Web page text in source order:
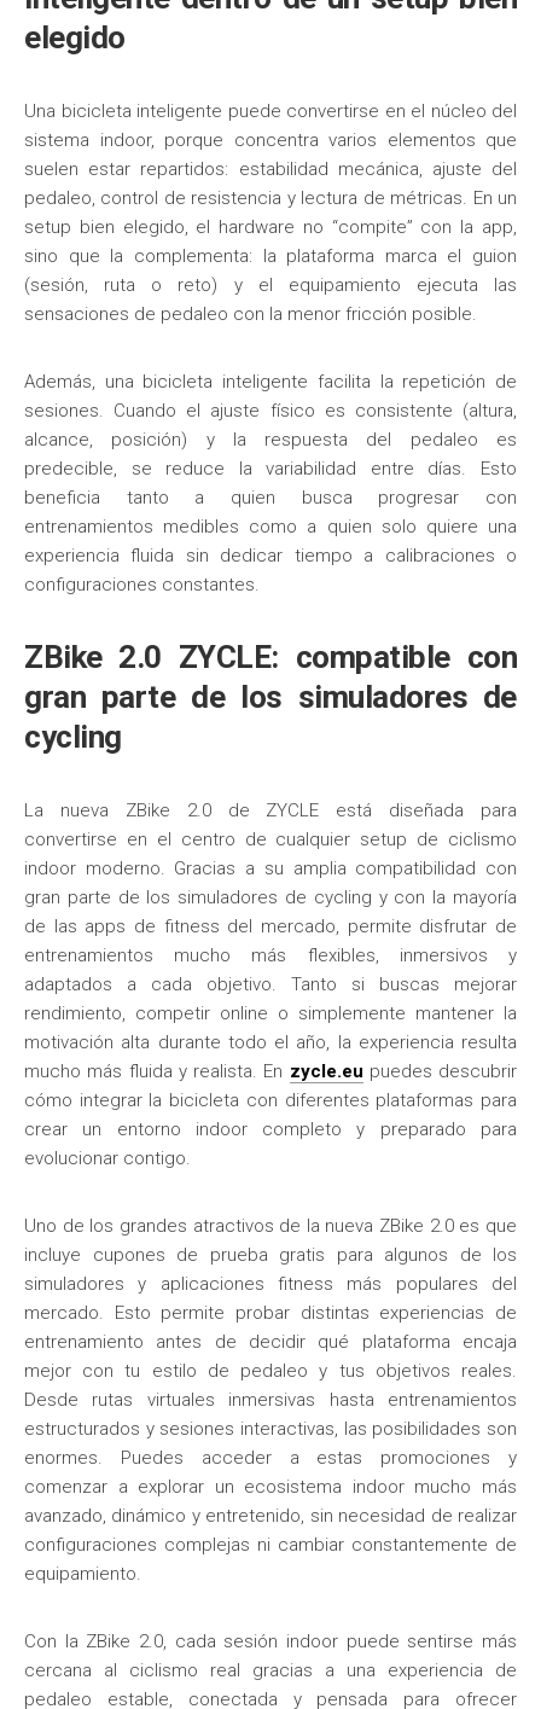
elegido
Una bicicleta inteligente puede convertirse en el núcleo del
sistema indoor, porque concentra varios elementos que
suelen estar repartidos: estabilidad mecánica, ajuste del
pedaleo, control de resistencia y lectura de métricas. En un
setup bien elegido, el hardware no “compite” con la app,
sino que la complementa: la plataforma marca el guion
(sesión, ruta o reto) y el equipamiento ejecuta las
sensaciones de pedaleo con la menor fricción posible.
Además, una bicicleta inteligente facilita la repetición de
sesiones. Cuando el ajuste físico es consistente (altura,
alcance, posición) y la respuesta del pedaleo es
predecible, se reduce la variabilidad entre días. Esto
beneficia tanto a quien busca progresar con
entrenamientos medibles como a quien solo quiere una
experiencia fluida sin dedicar tiempo a calibraciones o
configuraciones constantes.
ZBike 2.0 ZYCLE: compatible con
gran parte de los simuladores de
cycling
La nueva ZBike 2.0 de ZYCLE está diseñada para
convertirse en el centro de cualquier setup de ciclismo
indoor moderno. Gracias a su amplia compatibilidad con
gran parte de los simuladores de cycling y con la mayoría
de las apps de fitness del mercado, permite disfrutar de
entrenamientos mucho más flexibles, inmersivos y
adaptados a cada objetivo. Tanto si buscas mejorar
rendimiento, competir online o simplemente mantener la
motivación alta durante todo el año, la experiencia resulta
mucho más fluida y realista. En zycle.eu puedes descubrir
cómo integrar la bicicleta con diferentes plataformas para
crear un entorno indoor completo y preparado para
evolucionar contigo.
Uno de los grandes atractivos de la nueva ZBike 2.0 es que
incluye cupones de prueba gratis para algunos de los
simuladores y aplicaciones fitness más populares del
mercado. Esto permite probar distintas experiencias de
entrenamiento antes de decidir qué plataforma encaja
mejor con tu estilo de pedaleo y tus objetivos reales.
Desde rutas virtuales inmersivas hasta entrenamientos
estructurados y sesiones interactivas, las posibilidades son
enormes. Puedes acceder a estas promociones y
comenzar a explorar un ecosistema indoor mucho más
avanzado, dinámico y entretenido, sin necesidad de realizar
configuraciones complejas ni cambiar constantemente de
equipamiento.
Con la ZBike 2.0, cada sesión indoor puede sentirse más
cercana al ciclismo real gracias a una experiencia de
pedaleo estable, conectada y pensada para ofrecer